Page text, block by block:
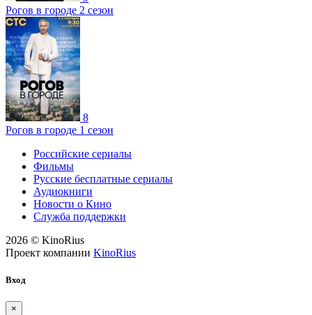
Рогов в городе 2 сезон
8
Рогов в городе 1 сезон
Российские сериалы
Фильмы
Русские бесплатные сериалы
Аудиокниги
Новости о Кино
Служба поддержки
2026 © KinoRius
Проект компании KinoRius
Вход
×